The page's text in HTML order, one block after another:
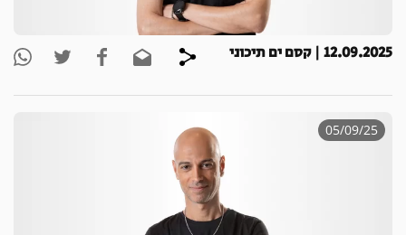
12.09.2025 | קסם ים תיכוני
05/09/25